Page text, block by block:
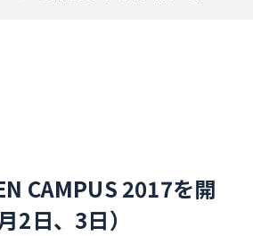
CAMPUS 2017を開
2日、3日）